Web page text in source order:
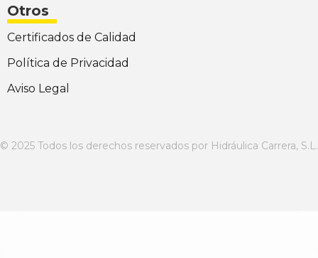
Otros
Certificados de Calidad
Política de Privacidad
Aviso Legal
© 2025 Todos los derechos reservados por Hidráulica Carrera, S.L.